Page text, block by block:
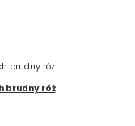
brudny róż